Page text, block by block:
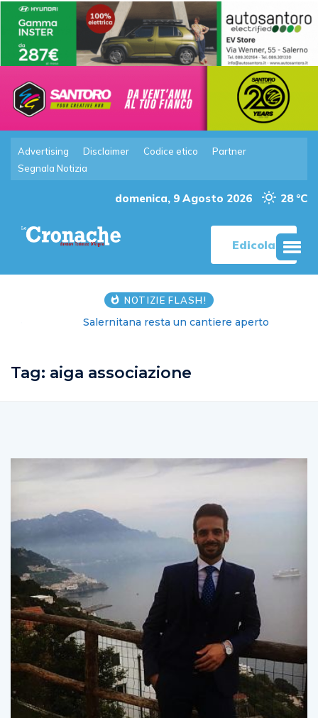
Advertising Disclaimer Codice etico
Partner
Segnala Notizia
domenica, 9 Agosto 2026 28 °C
Edicola
NOTIZIE FLASH!
Salernitana resta un cantiere aperto
Tag: aiga associazione